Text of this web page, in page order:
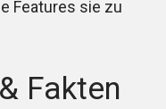
Features sie zu
Fakten